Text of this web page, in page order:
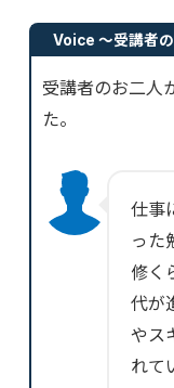
Voice ～受講者
受講者のお二人
た。
仕事
った
修く
代が
やス
れて